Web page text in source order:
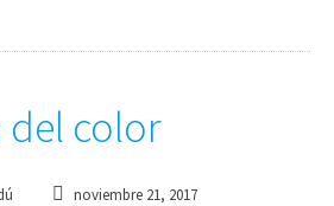
del color
noviembre 21, 2017